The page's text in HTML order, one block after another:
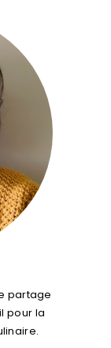
partage
pour la